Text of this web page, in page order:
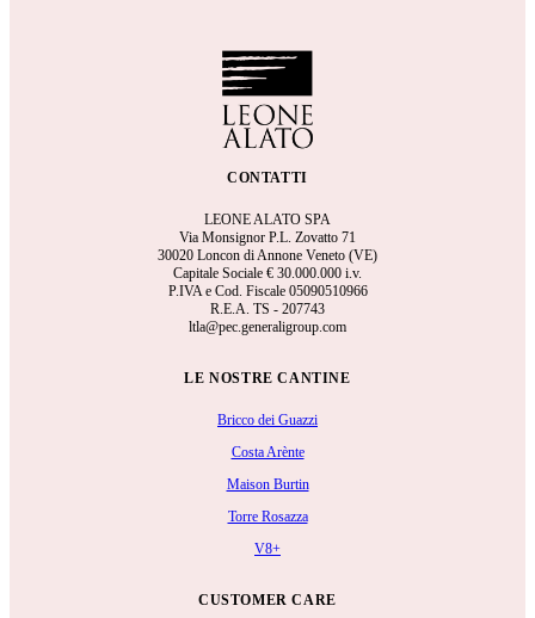
CONTATTI
LEONE ALATO SPA
Via Monsignor P.L. Zovatto 71
30020 Loncon di Annone Veneto (VE)
Capitale Sociale € 30.000.000 i.v.
P.IVA e Cod. Fiscale 05090510966
R.E.A. TS - 207743
ltla@pec.generaligroup.com
LE NOSTRE CANTINE
Bricco dei Guazzi
Costa Arènte
Maison Burtin
Torre Rosazza
V8+
CUSTOMER CARE